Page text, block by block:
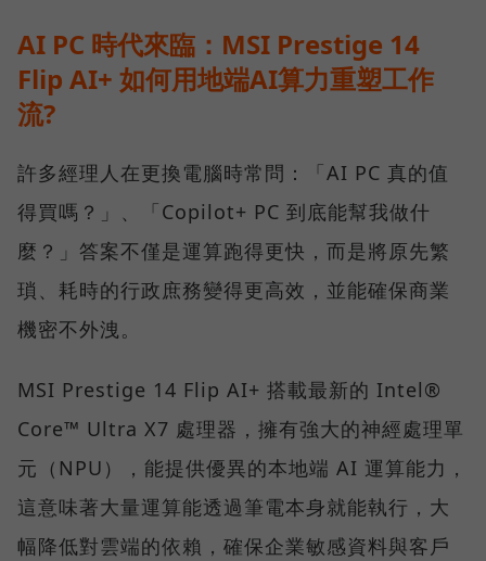
AI PC 時代來臨：MSI Prestige 14
Flip AI+ 如何用地端AI算力重塑工作
流?
許多經理人在更換電腦時常問：「AI PC 真的值
得買嗎？」、「Copilot+ PC 到底能幫我做什
麼？」答案不僅是運算跑得更快，而是將原先繁
瑣、耗時的行政庶務變得更高效，並能確保商業
機密不外洩。
MSI Prestige 14 Flip AI+ 搭載最新的 Intel®
Core™ Ultra X7 處理器，擁有強大的神經處理單
元（NPU），能提供優異的本地端 AI 運算能力，
這意味著大量運算能透過筆電本身就能執行，大
幅降低對雲端的依賴，確保企業敏感資料與客戶